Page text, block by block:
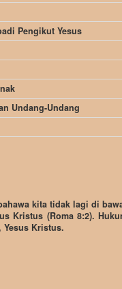
Pengikut Yesus
Undang-Undang
kita tidak lagi di
Kristus (Roma 8:2).
Kristus.